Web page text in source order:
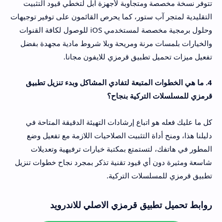
تتوفر نسخة مخصصة ومتجاوبة لأجهزة آبل لتخطي قيود التثبيت
التقليدية لمتجر آب ستور، كما يحرص القائمون على توفير توجيهات
وحلول برمجية مخصصة لمستخدمي iOS للوصول لكافة القنوات
والخيارات بلمسات مرنة ومريحة وبلا شروط مادية مجهدة بفضل
تفعيل ميزات تحميل تطبيق قرمزي للايفون مجانا.
4. ما هي الخطوات المتبعة لتفادي المشاكل وبدء تنزيل تطبيق
قرمزي للمسلسلات التركية بنجاح؟
كل ما عليك فعله هو اتباع إرشادات التهيئة الدقيقة المتاحة في
دليلنا هذا، ومنح أداة التثبيت الصلاحيات اللازمة مع تفعيل وضع
المطور في هاتفك، لتستمتع بمكتبة خيارات ترفيهية وتعديلات
شاسعة ومثيرة دون أي قيود تقنية تذكر بمجرد نجاح خطوات تنزيل
تطبيق قرمزي للمسلسلات التركية.
روابط تحميل تطبيق قرمزي الاصلي للاندرويد